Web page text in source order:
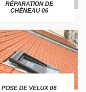
RÉPARATION DE
CHÉNEAU 06
POSE DE VELUX 06